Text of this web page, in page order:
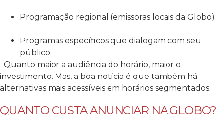
Programação regional (emissoras locais da Globo)
Programas específicos que dialogam com seu
público
Quanto maior a audiência do horário, maior o
investimento. Mas, a boa notícia é que também há
alternativas mais acessíveis em horários segmentados.
QUANTO CUSTA ANUNCIAR NA GLOBO?